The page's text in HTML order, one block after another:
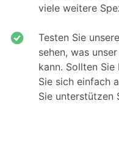
viele weitere
Testen Sie
sehen, was
kann. Sollten
Sie sich einfach
Sie unterstützen